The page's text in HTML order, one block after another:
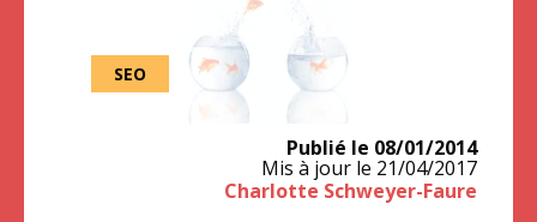
SEO
Publié le 08/01/2014
Mis à jour le 21/04/2017
Charlotte Schweyer-Faure